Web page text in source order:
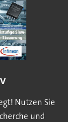
Nutzen Sie
und